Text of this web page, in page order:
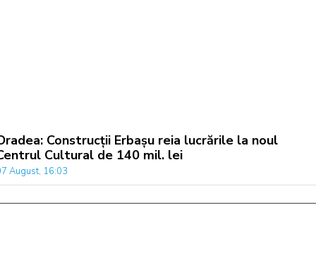
Construcții Erbașu reia lucrările la noul
Cultural de 140 mil. lei
August, 16:03